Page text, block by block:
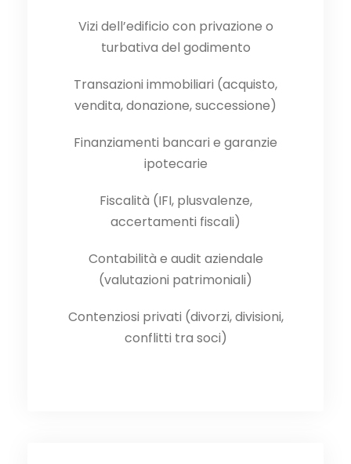
Vizi dell’edificio con privazione o
turbativa del godimento
Transazioni immobiliari (acquisto,
vendita, donazione, successione)
Finanziamenti bancari e garanzie
ipotecarie
Fiscalità (IFI, plusvalenze,
accertamenti fiscali)
Contabilità e audit aziendale
(valutazioni patrimoniali)
Contenziosi privati (divorzi, divisioni,
conflitti tra soci)